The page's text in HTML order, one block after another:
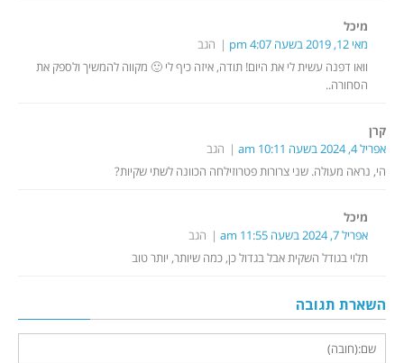
מיכל
מאי 12, 2019 בשעה 4:07 pm
הגב
וואו דפנה עשית לי את היום! תודה, איזה כיף לי 🙂 מקווה להמשיך ולספק את
הסחורה..
קרן
אפריל 4, 2024 בשעה 10:11 am
הגב
הי, נראה מעולה. שני צרורות פטרוזילחה הכוונה לשתי שקיות?
מיכל
אפריל 7, 2024 בשעה 11:55 am
הגב
תלוי בגודל השקית אבל בגדול כן, כמה שיותר, יותר טוב
השארת תגובה